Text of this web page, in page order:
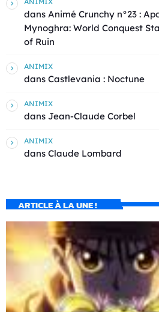
dans Animé Crunchy n°23 :
Mynoghra: World Conquest
of Ruin
ANIMIX
dans Castlevania : Noctune
ANIMIX
dans Jean-Claude Corbel
ANIMIX
dans Claude Lombard
ARTICLE À LA UNE !